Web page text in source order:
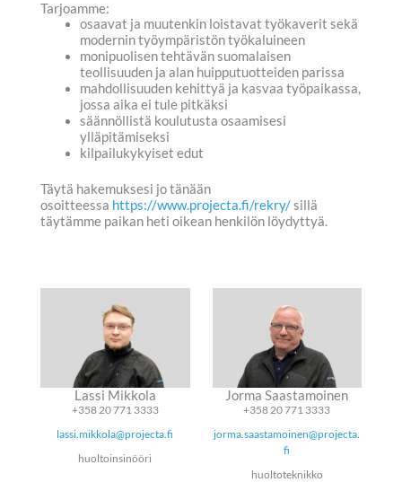
Tarjoamme:
osaavat ja muutenkin loistavat työkaverit sekä
modernin työympäristön työkaluineen
monipuolisen tehtävän suomalaisen
teollisuuden ja alan huipputuotteiden parissa
mahdollisuuden kehittyä ja kasvaa työpaikassa,
jossa aika ei tule pitkäksi
säännöllistä koulutusta osaamisesi
ylläpitämiseksi
kilpailukykyiset edut
Täytä hakemuksesi jo tänään
osoitteessa https://www.projecta.fi/rekry/sillä
täytämme paikan heti oikean henkilön löydyttyä.
Lassi Mikkola
+358 20 771 3333
lassi.mikkola@projecta.fi
huoltoinsinööri
Jorma Saastamoinen
+358 20 771 3333
jorma.saastamoinen@projecta.
fi
huoltoteknikko